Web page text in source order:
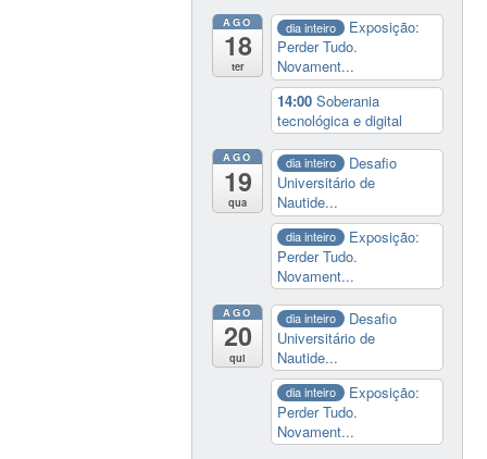
AGO
18
ter
dia inteiro
Exposição:
Perder Tudo.
Novament...
14:00Soberania
tecnológica e digital
AGO
19
qua
dia inteiro
Desafio
Universitário de
Nautide...
dia inteiro
Exposição:
Perder Tudo.
Novament...
AGO
20
qui
dia inteiro
Desafio
Universitário de
Nautide...
dia inteiro
Exposição:
Perder Tudo.
Novament...